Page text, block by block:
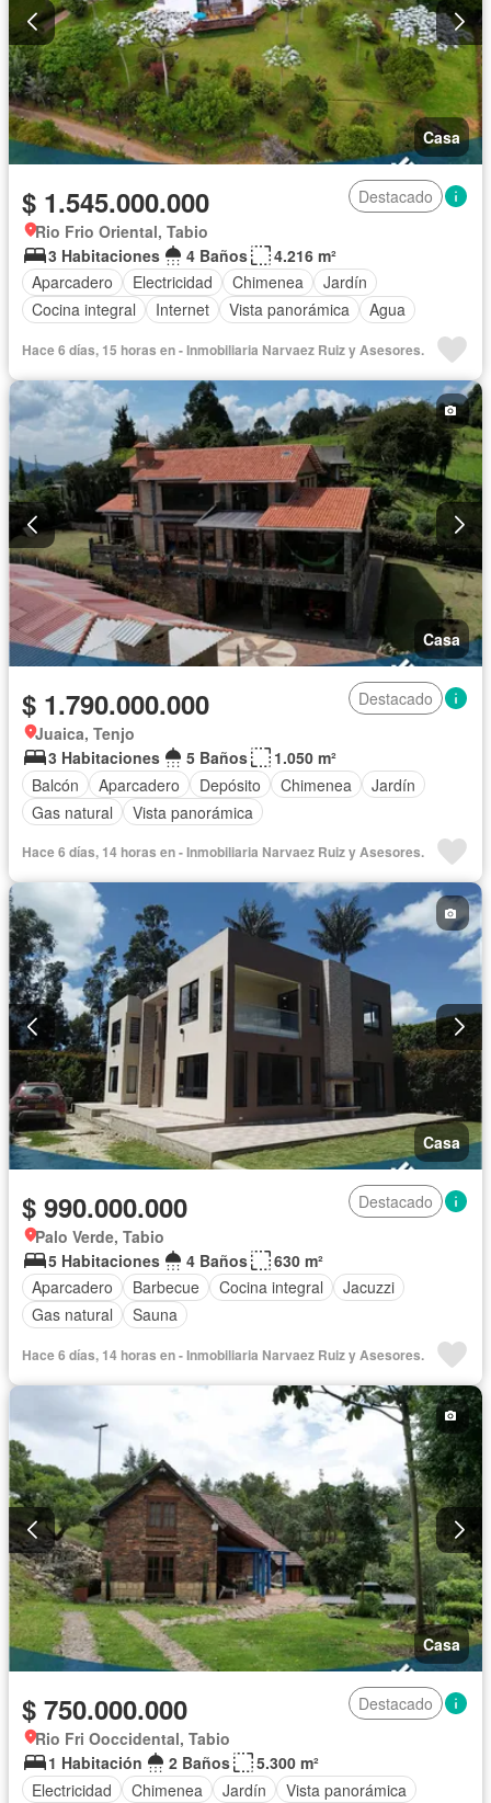
Casa
$ 1.545.000.000
Destacado
Rio Frio Oriental, Tabio
3 Habitaciones
4 Baños
4.216 m²
Aparcadero
Electricidad Chimenea
Jardín
Cocina integral
Internet Vista panorámica Agua
Hace 6 días, 15 horas en - Inmobiliaria Narvaez Ruiz y Asesores.
Casa
$ 1.790.000.000
Destacado
Juaica, Tenjo
3 Habitaciones
5 Baños
1.050 m²
Balcón
Aparcadero Depósito Chimenea
Jardín
Gas natural
Vista panorámica
Hace 6 días, 14 horas en - Inmobiliaria Narvaez Ruiz y Asesores.
Casa
$ 990.000.000
Destacado
Palo Verde, Tabio
5 Habitaciones
4 Baños
630 m²
Aparcadero
Barbecue Cocina integral
Jacuzzi
Gas natural
Sauna
Hace 6 días, 14 horas en - Inmobiliaria Narvaez Ruiz y Asesores.
Casa
$ 750.000.000
Destacado
Rio Fri Ooccidental, Tabio
1 Habitación
2 Baños
5.300 m²
Electricidad
Chimenea Jardín
Vista panorámica